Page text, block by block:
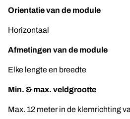
Orientatie van de module
Horizontaal
Afmetingen van de module
Elke lengte en breedte
Min. & max. veldgrootte
Max. 12 meter in de klemrichting